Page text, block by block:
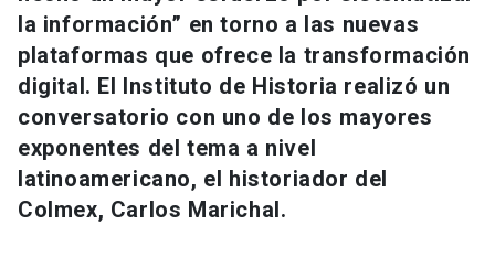
Futuros estudiantes
Estudiantes
Académicos
Personal
Go to english site launch
ACCESOS DIRECTOS
Admisión launch
la información” en torno a las nuevas
plataformas que ofrece la transformación
digital. El Instituto de Historia realizó un
conversatorio con uno de los mayores
exponentes del tema a nivel
latinoamericano, el historiador del
Colmex, Carlos Marichal.